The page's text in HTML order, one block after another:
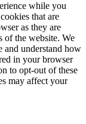
while you
that are
as they are
of the website. We
and understand how
in your browser
to opt-out of these
may affect your